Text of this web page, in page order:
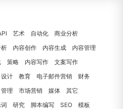
艺术 自动化
商业分析
内容创作 内容生成
内容管理
策略 内容写作
文案写作
设计 教育 电子邮件营销
财务
管理 市场营销 媒体
其它
研究 脚本编写 SEO
模板